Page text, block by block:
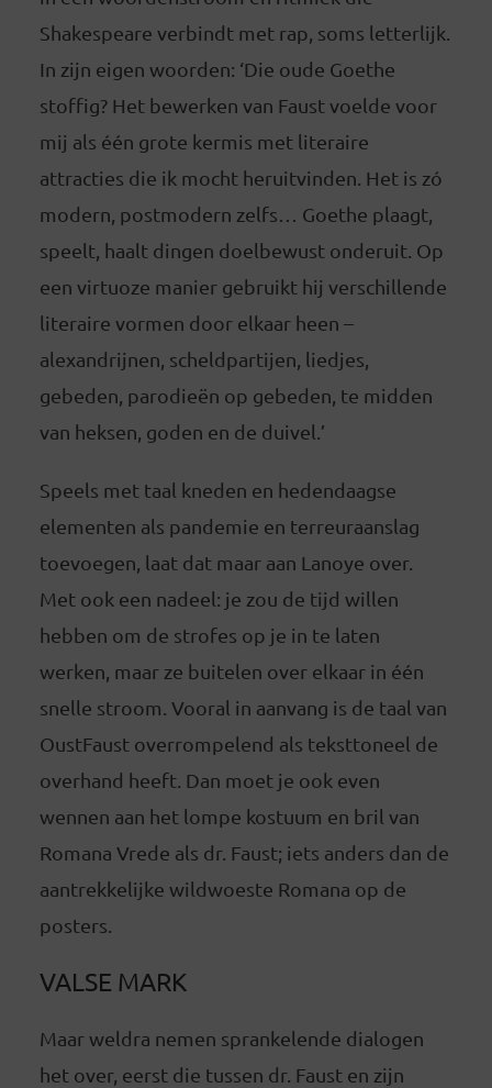
Shakespeare verbindt met rap, soms letterlijk.
In zijn eigen woorden: ‘Die oude Goethe
stoffig? Het bewerken van Faust voelde voor
mij als één grote kermis met literaire
attracties die ik mocht heruitvinden. Het is zó
modern, postmodern zelfs… Goethe plaagt,
speelt, haalt dingen doelbewust onderuit. Op
een virtuoze manier gebruikt hij verschillende
literaire vormen door elkaar heen –
alexandrijnen, scheldpartijen, liedjes,
gebeden, parodieën op gebeden, te midden
van heksen, goden en de duivel.’
Speels met taal kneden en hedendaagse
elementen als pandemie en terreuraanslag
toevoegen, laat dat maar aan Lanoye over.
Met ook een nadeel: je zou de tijd willen
hebben om de strofes op je in te laten
werken, maar ze buitelen over elkaar in één
snelle stroom. Vooral in aanvang is de taal van
OustFaust overrompelend als teksttoneel de
overhand heeft. Dan moet je ook even
wennen aan het lompe kostuum en bril van
Romana Vrede als dr. Faust; iets anders dan de
aantrekkelijke wildwoeste Romana op de
posters.
VALSE MARK
Maar weldra nemen sprankelende dialogen
het over, eerst die tussen dr. Faust en zijn